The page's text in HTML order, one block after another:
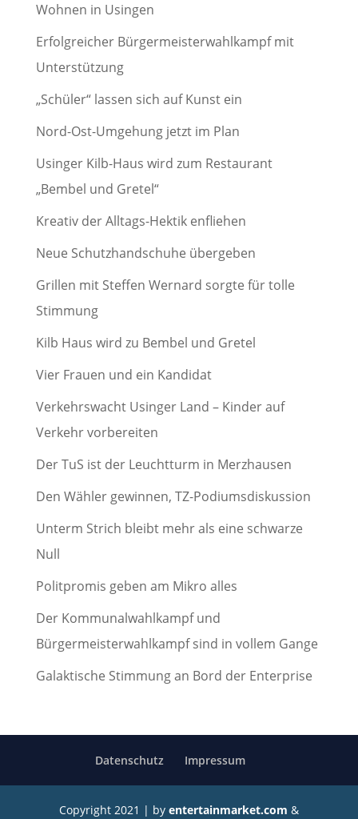
Wohnen in Usingen
Erfolgreicher Bürgermeisterwahlkampf mit
Unterstützung
„Schüler“ lassen sich auf Kunst ein
Nord-Ost-Umgehung jetzt im Plan
Usinger Kilb-Haus wird zum Restaurant
„Bembel und Gretel“
Kreativ der Alltags-Hektik enfliehen
Neue Schutzhandschuhe übergeben
Grillen mit Steffen Wernard sorgte für tolle
Stimmung
Kilb Haus wird zu Bembel und Gretel
Vier Frauen und ein Kandidat
Verkehrswacht Usinger Land – Kinder auf
Verkehr vorbereiten
Der TuS ist der Leuchtturm in Merzhausen
Den Wähler gewinnen, TZ-Podiumsdiskussion
Unterm Strich bleibt mehr als eine schwarze
Null
Politpromis geben am Mikro alles
Der Kommunalwahlkampf und
Bürgermeisterwahlkampf sind in vollem Gange
Galaktische Stimmung an Bord der Enterprise
Datenschutz Impressum
Copyright 2021 | by entertainmarket.com &